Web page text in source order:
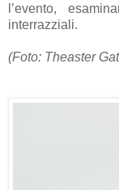
l’evento,
interrazziali.
(Foto: Theaster